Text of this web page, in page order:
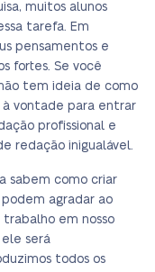
muitos alunos
tarefa. Em
pensamentos e
fortes. Se você
tem ideia de como
vontade para entrar
profissional e
redação inigualável.
sabem como criar
agradar ao
em nosso
será
todos os